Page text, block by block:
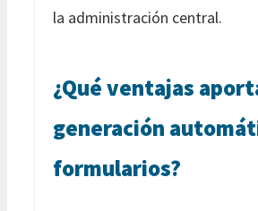
la administración central.
¿Qué ventajas
generación
formularios?